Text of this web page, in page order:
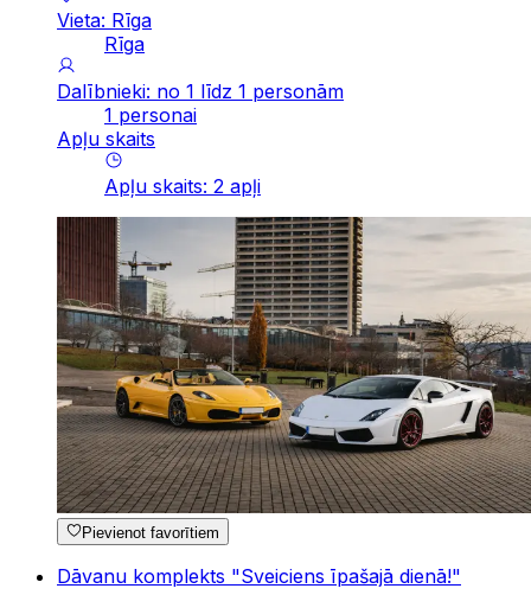
Vieta: Rīga
Rīga
Dalībnieki: no 1 līdz 1 personām
1 personai
Apļu skaits
Apļu skaits: 2 apļi
Pievienot favorītiem
Dāvanu komplekts "Sveiciens īpašajā dienā!"